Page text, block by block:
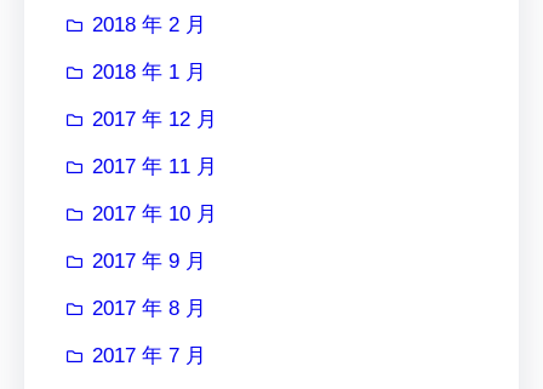
2018 年 2 月
2018 年 1 月
2017 年 12 月
2017 年 11 月
2017 年 10 月
2017 年 9 月
2017 年 8 月
2017 年 7 月